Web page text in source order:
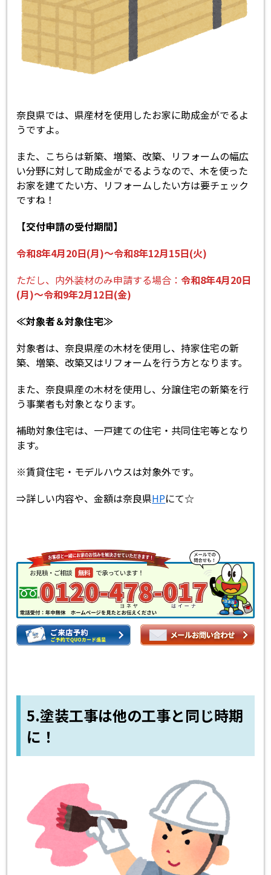
奈良県では、県産材を使用したお家に助成金がでるよ
うですよ。
また、こちらは新築、増築、改築、リフォームの幅広
い分野に対して助成金がでるようなので、木を使った
お家を建てたい方、リフォームしたい方は要チェック
ですね！
【交付申請の受付期間】
令和8年4月20日(月)～令和8年12月15日(火)
ただし、内外装材のみ申請する場合：令和8年4月20日
(月)～令和9年2月12日(金)
≪対象者＆対象住宅≫
対象者は、奈良県産の木材を使用し、持家住宅の新
築、増築、改築又はリフォームを行う方となります。
また、奈良県産の木材を使用し、分譲住宅の新築を行
う事業者も対象となります。
補助対象住宅は、一戸建ての住宅・共同住宅等となり
ます。
※賃貸住宅・モデルハウスは対象外です。
⇒詳しい内容や、金額は奈良県HPにて☆
5.塗装工事は他の工事と同じ時期
に！